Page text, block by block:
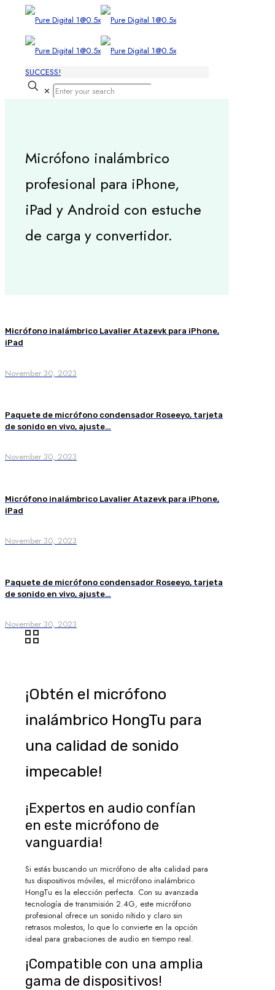
SUCCESS!
✕
Micrófono inalámbrico
profesional para iPhone,
iPad y Android con estuche
de carga y convertidor.
Micrófono inalámbrico Lavalier Atazevk para iPhone,
iPad
November 30, 2023
Paquete de micrófono condensador Roseeyo, tarjeta
de sonido en vivo, ajuste…
November 30, 2023
Micrófono inalámbrico Lavalier Atazevk para iPhone,
iPad
November 30, 2023
Paquete de micrófono condensador Roseeyo, tarjeta
de sonido en vivo, ajuste…
November 30, 2023
¡Obtén el micrófono
inalámbrico HongTu para
una calidad de sonido
impecable!
¡Expertos en audio confían
en este micrófono de
vanguardia!
Si estás buscando un micrófono de alta calidad para
tus dispositivos móviles, el micrófono inalámbrico
HongTu es la elección perfecta. Con su avanzada
tecnología de transmisión 2.4G, este micrófono
profesional ofrece un sonido nítido y claro sin
retrasos molestos, lo que lo convierte en la opción
ideal para grabaciones de audio en tiempo real.
¡Compatible con una amplia
gama de dispositivos!